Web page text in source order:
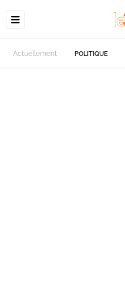
Actuellement POLITIQUE